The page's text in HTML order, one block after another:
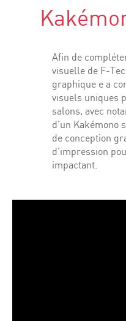
Afin de
visuelle de F-
graphique e a
visuels uniques
salons, avec
d’un Kakémono
de conception
d’impression
impactant.